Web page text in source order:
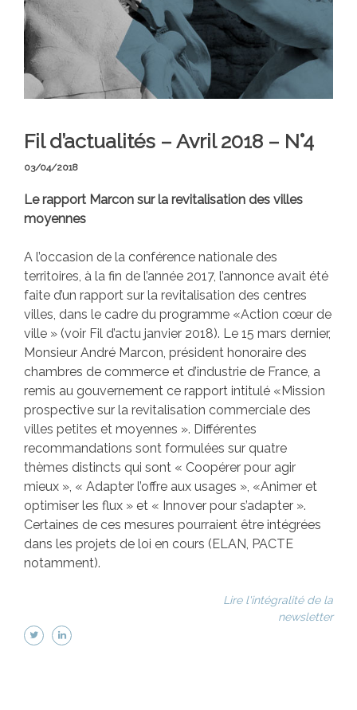
Fil d’actualités – Avril 2018 – N°4
03/04/2018
Le rapport Marcon sur la revitalisation des villes
moyennes
A l’occasion de la conférence nationale des
territoires, à la fin de l’année 2017, l’annonce avait été
faite d’un rapport sur la revitalisation des centres
villes, dans le cadre du programme «Action cœur de
ville » (voir Fil d’actu janvier 2018). Le 15 mars dernier,
Monsieur André Marcon, président honoraire des
chambres de commerce et d’industrie de France, a
remis au gouvernement ce rapport intitulé «Mission
prospective sur la revitalisation commerciale des
villes petites et moyennes ». Différentes
recommandations sont formulées sur quatre
thèmes distincts qui sont « Coopérer pour agir
mieux », « Adapter l’offre aux usages », «Animer et
optimiser les flux » et « Innover pour s’adapter ».
Certaines de ces mesures pourraient être intégrées
dans les projets de loi en cours (ELAN, PACTE
notamment).
Lire l'intégralité de la
newsletter